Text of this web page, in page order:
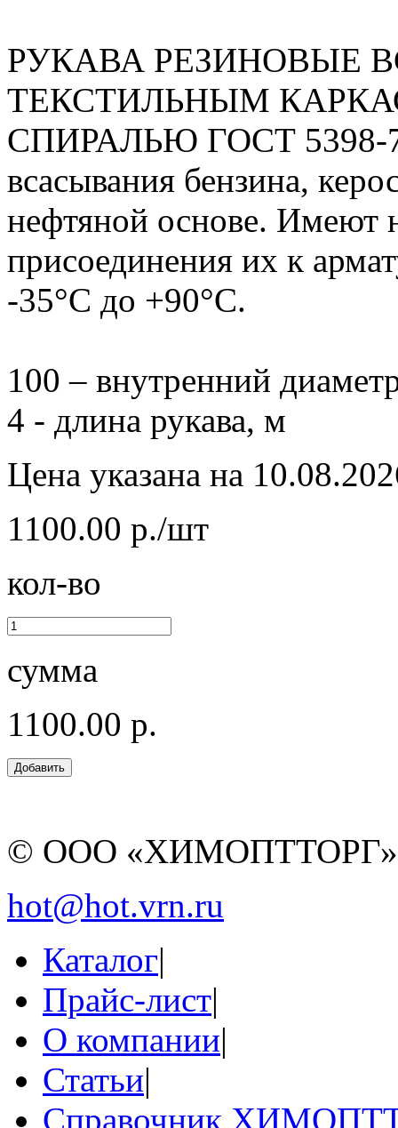
РУКАВА РЕЗИНОВЫЕ
ТЕКСТИЛЬНЫМ
СПИРАЛЬЮ ГОСТ 5398-
всасывания бензина,
нефтяной основе. Имеют
присоединения их к
-35°С до +90°С.
100 – внутренний
4 - длина рукава, м
Цена указана на
1100.00 р./шт
кол-во
сумма
1100.00 р.
© ООО
hot@hot.vrn.ru
Каталог|
Прайс-лист|
О компании|
Статьи|
Справочник